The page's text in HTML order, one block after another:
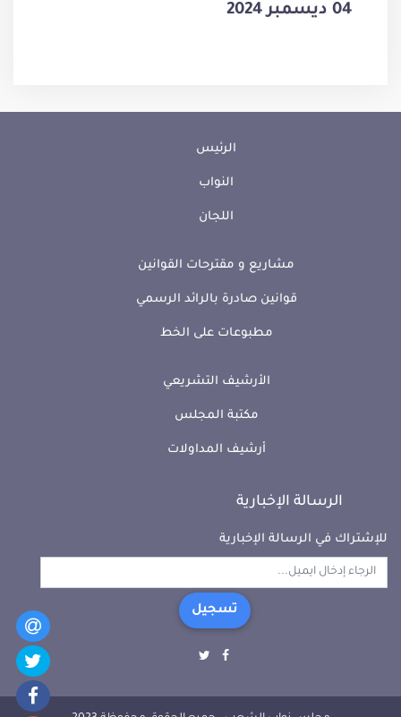
04 ديسمبر 2024
الرئيس
النواب
اللجان
مشاريع و مقترحات القوانين
قوانين صادرة بالرائد الرسمي
مطبوعات على الخط
الأرشيف التشريعي
مكتبة المجلس
أرشيف المداولات
الرسالة الإخبارية
للإشتراك في الرسالة الإخبارية
تسجيل